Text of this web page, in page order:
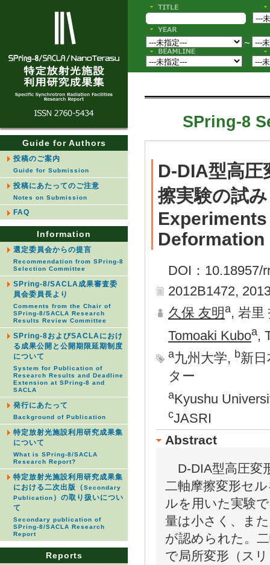
Guide for Authors
投稿のご案内
Guide for Submission
投稿にあたってのご注意
Notes on Submission
FAQ
Information
選定委員会からの提言
Recommendation from SPring-8
Selection Committee
SPring-8/SACLA成果審査委
員会委員長より
Comments from the Chair of
SPring-8/SACLA Research
Results Review Committee
SPring-8およびSACLAにおけ
る成果公開と公開期限延期制度
について
System for Publication of
Research Results and Deadline
Extension at SPring-8 and
SACLA
発行にあたって
Background of Publication
特定放射光施設利用研究成果集
について
What is SPring-8/SACLA
Research Report?
特定放射光施設利用研究成果集
における二次出版（Secondary
Publication ）の取り扱いについ
て
Secondary publication of
SPring-8/SACLA Research
Report
Reports
〜
SPring-8
D-DIA型高圧
擦実験の試み
Deformation
DOI：10.18957/
2012B1472,
久保 友明a, 岩里
Tomoaki Kuboa,
a九州大学, b新
ター
aKyushu
cJASRI
Abstract
D-DIA型高圧変
二軸摩擦変形セ
ルを用いた実験
量は小さく、ま
が認められた。
で局所変形（ス